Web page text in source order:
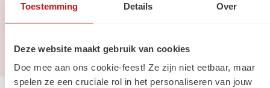
Toestemming Details Over
Deze website maakt gebruik van cookies
Doe mee aan ons cookie-feest! Ze zijn niet eetbaar, maar
spelen ze een cruciale rol in het personaliseren van jouw